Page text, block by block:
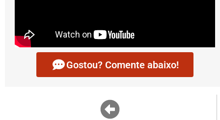
Gostou? Comente abaixo!